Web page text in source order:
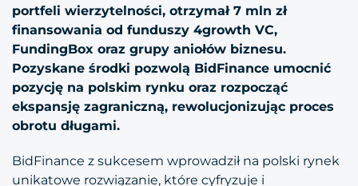
portfeli wierzytelności, otrzymał 7 mln zł
finansowania od funduszy 4growth VC,
FundingBox oraz grupy aniołów biznesu.
Pozyskane środki pozwolą BidFinance umocnić
pozycję na polskim rynku oraz rozpocząć
ekspansję zagraniczną, rewolucjonizując proces
obrotu długami.
BidFinance z sukcesem wprowadził na polski rynek
unikatowe rozwiązanie, które cyfryzuje i